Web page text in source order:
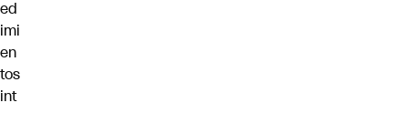
ed
imi
en
tos
int